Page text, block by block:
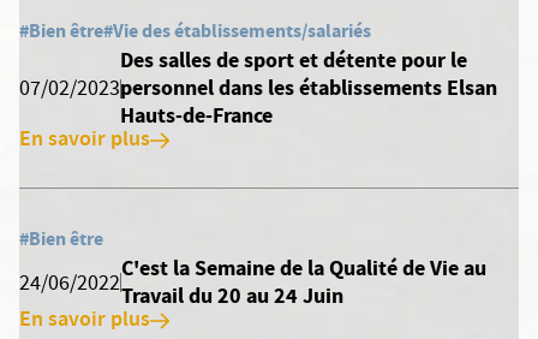
#Bien être#Vie des établissements/salariés
07/02/2023
Des salles de sport et détente pour le
personnel dans les établissements Elsan
Hauts-de-France
En savoir plus
#Bien être
24/06/2022
C'est la Semaine de la Qualité de Vie au
Travail du 20 au 24 Juin
En savoir plus